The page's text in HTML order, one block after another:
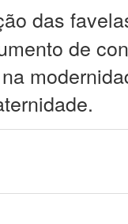
das
de